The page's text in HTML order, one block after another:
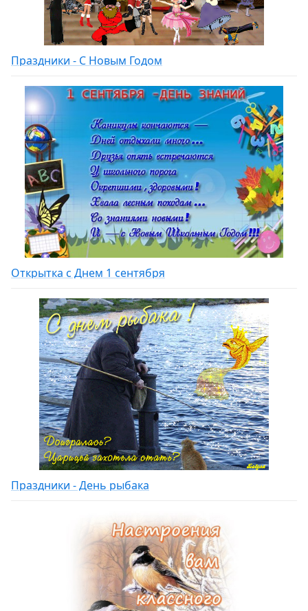
Праздники - С Новым Годом
Открытка с Днем 1 сентября
Праздники - День рыбака